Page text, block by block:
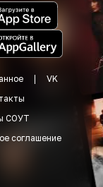
VK
СОУТ
соглашение